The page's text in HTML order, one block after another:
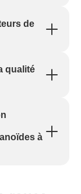
de
qualité
à